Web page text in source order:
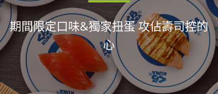
期間限定口味&獨家扭蛋 攻佔壽司控的
心